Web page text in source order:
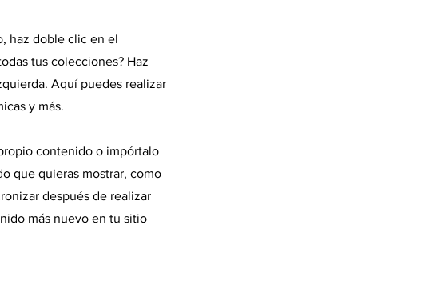
haz doble clic en el
tus colecciones? Haz
Aquí puedes realizar
y más.
contenido o impórtalo
que quieras mostrar, como
después de realizar
más nuevo en tu sitio